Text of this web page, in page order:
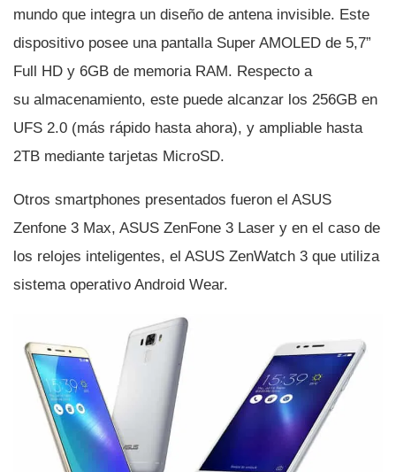
mundo que integra un diseño de antena invisible. Este
dispositivo posee una pantalla Super AMOLED de 5,7”
Full HD y 6GB de memoria RAM. Respecto a
su almacenamiento, este puede alcanzar los 256GB en
UFS 2.0 (más rápido hasta ahora), y ampliable hasta
2TB mediante tarjetas MicroSD.
Otros smartphones presentados fueron el ASUS
Zenfone 3 Max, ASUS ZenFone 3 Laser y en el caso de
los relojes inteligentes, el ASUS ZenWatch 3 que utiliza
sistema operativo Android Wear.